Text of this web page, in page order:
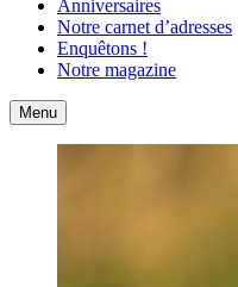
Anniversaires
Notre carnet d’adresses
Enquêtons !
Notre magazine
Accueil
Menu Contact